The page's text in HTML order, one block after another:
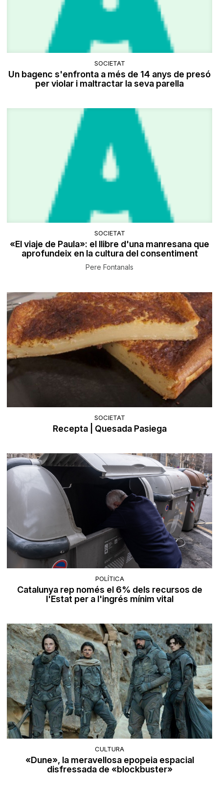
SOCIETAT
Un bagenc s'enfronta a més de 14 anys de presó
per violar i maltractar la seva parella
SOCIETAT
«El viaje de Paula»: el llibre d'una manresana que
aprofundeix en la cultura del consentiment
Pere Fontanals
SOCIETAT
Recepta | Quesada Pasiega
POLÍTICA
Catalunya rep només el 6% dels recursos de
l'Estat per a l'ingrés mínim vital
CULTURA
«Dune», la meravellosa epopeia espacial
disfressada de «blockbuster»